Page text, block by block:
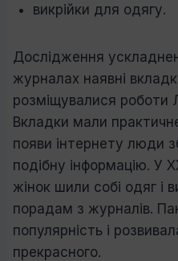
викрійки для одягу.
Дослідження
журналах наявні
розміщувалися роботи
Вкладки мали
появи інтернету люди
подібну інформацію. У
жінок шили собі одяг і
порадам з журналів.
популярність і
прекрасного.